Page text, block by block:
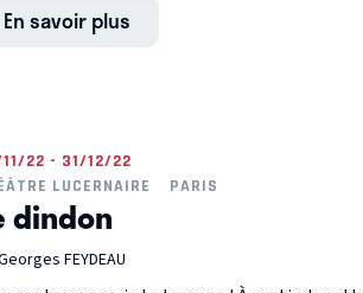
En savoir plus
22 - 31/12/22
LUCERNAIRE
PARIS
dindon
FEYDEAU